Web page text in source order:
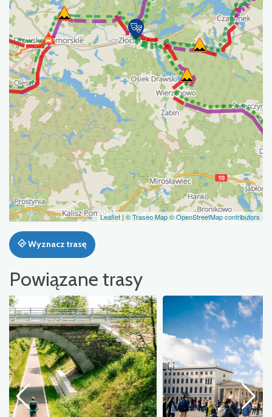
Leaflet | © Traseo Map© OpenStreetMap contributors
Wyznacz trasę
Powiązane trasy